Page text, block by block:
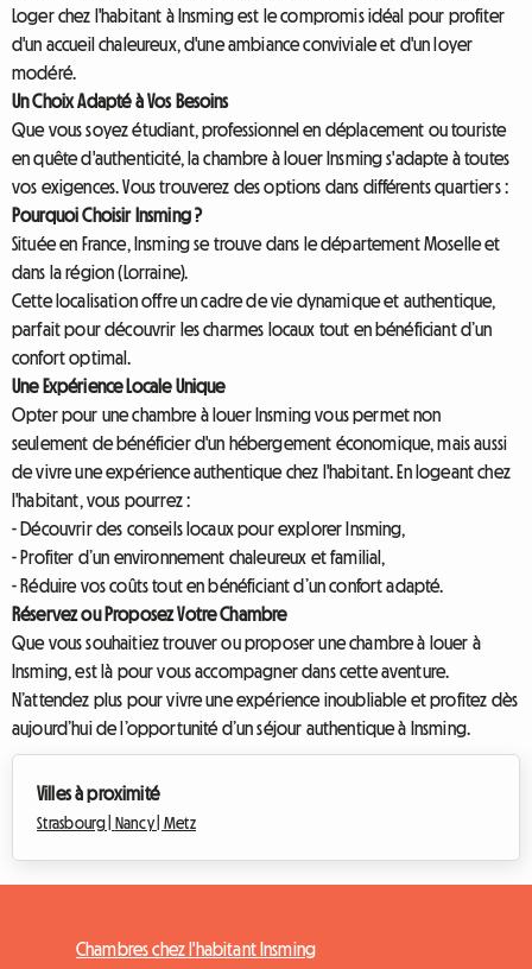
Loger chez l'habitant à Insming est le compromis idéal pour profiter
d'un accueil chaleureux, d'une ambiance conviviale et d'un loyer
modéré.
Un Choix Adapté à Vos Besoins
Que vous soyez étudiant, professionnel en déplacement ou touriste
en quête d'authenticité, la chambre à louer Insming s'adapte à toutes
vos exigences. Vous trouverez des options dans différents quartiers :
Pourquoi Choisir Insming ?
Située en France, Insming se trouve dans le département Moselle et
dans la région (Lorraine).
Cette localisation offre un cadre de vie dynamique et authentique,
parfait pour découvrir les charmes locaux tout en bénéficiant d’un
confort optimal.
Une Expérience Locale Unique
Opter pour une chambre à louer Insming vous permet non
seulement de bénéficier d'un hébergement économique, mais aussi
de vivre une expérience authentique chez l'habitant. En logeant chez
l'habitant, vous pourrez :
- Découvrir des conseils locaux pour explorer Insming,
- Profiter d’un environnement chaleureux et familial,
- Réduire vos coûts tout en bénéficiant d’un confort adapté.
Réservez ou Proposez Votre Chambre
Que vous souhaitiez trouver ou proposer une chambre à louer à
Insming, est là pour vous accompagner dans cette aventure.
N’attendez plus pour vivre une expérience inoubliable et profitez dès
aujourd’hui de l’opportunité d’un séjour authentique à Insming.
Villes à proximité
Strasbourg | Nancy | Metz
Chambres chez l'habitant Insming